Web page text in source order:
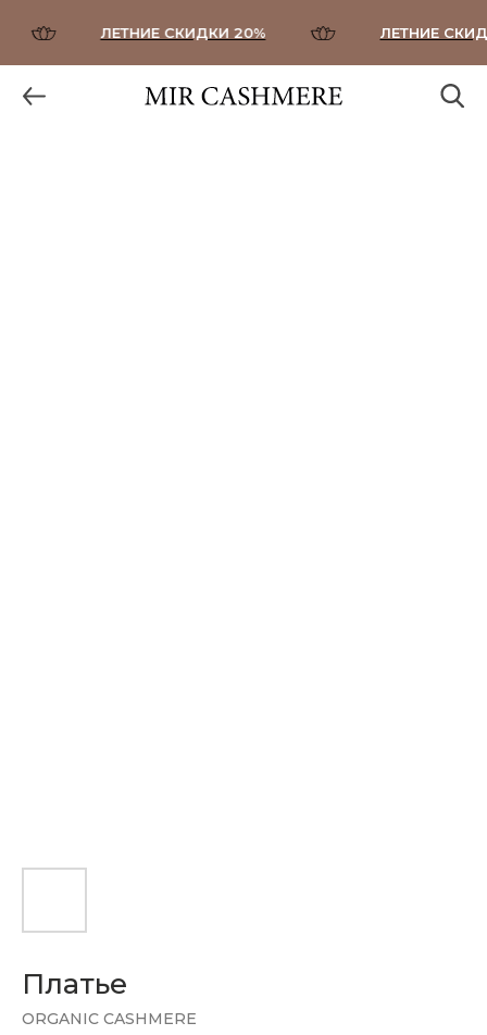
ЛЕТНИЕ СКИДКИ 20% ЛЕТНИЕ
Платье
ORGANIC CASHMERE